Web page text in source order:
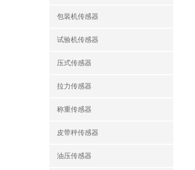
包装机传感器
试验机传感器
压式传感器
拉力传感器
称重传感器
皮带秤传感器
油压传感器